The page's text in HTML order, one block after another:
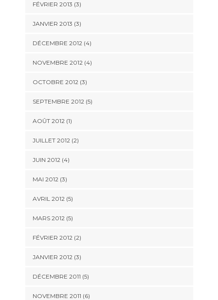
FÉVRIER 2013 (3)
JANVIER 2013 (3)
DÉCEMBRE 2012(4)
NOVEMBRE 2012(4)
OCTOBRE 2012(3)
SEPTEMBRE 2012(5)
AOÛT 2012(1)
JUILLET 2012(2)
JUIN 2012(4)
MAI 2012(3)
AVRIL 2012(5)
MARS 2012(5)
FÉVRIER 2012(2)
JANVIER 2012(3)
DÉCEMBRE 2011 (5)
NOVEMBRE 2011 (6)